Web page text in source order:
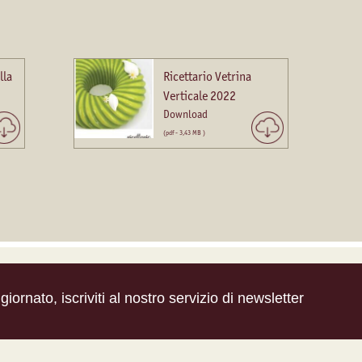
Ricettario Vetrina
Verticale 2022
Download
(pdf - 3,43 MB )
iscriviti al nostro servizio di newsletter